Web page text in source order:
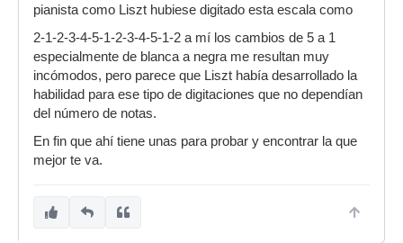
pianista como Liszt hubiese digitado esta escala como
2-1-2-3-4-5-1-2-3-4-5-1-2 a mí los cambios de 5 a 1
especialmente de blanca a negra me resultan muy
incómodos, pero parece que Liszt había desarrollado la
habilidad para ese tipo de digitaciones que no dependían
del número de notas.
En fin que ahí tiene unas para probar y encontrar la que
mejor te va.